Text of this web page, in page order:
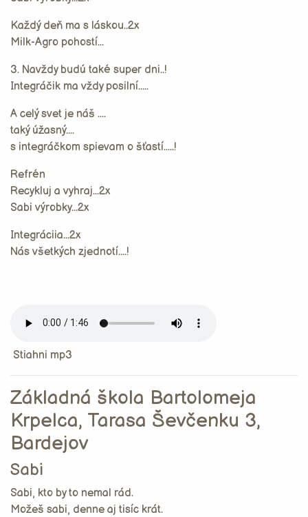
Každý deň ma s láskou..2x
Milk-Agro pohostí...
3. Navždy budú také super dni..!
Integráčik ma vždy posilní.....
A celý svet je náš ....
taký úžasný....
s integráčkom spievam o šťastí.....!
Refrén
Recykluj a vyhraj...2x
Sabi výrobky...2x
Integráciia...2x
Nás všetkých zjednotí....!
Stiahni mp3
Základná škola Bartolomeja
Krpelca, Tarasa Ševčenku 3,
Bardejov
Sabi
Sabi, kto by to nemal rád.
Možeš sabi, denne aj tisíc krát.